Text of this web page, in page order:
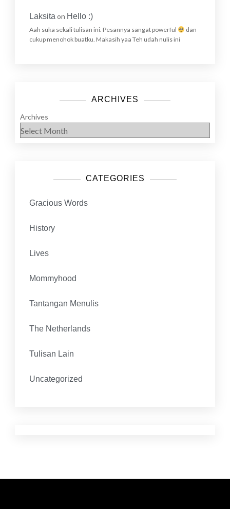
Laksita on Hello :)
Aah suka sekali tulisan ini. Pesannya sangat powerful
dan
cukup menohok buatku. Makasih yaa Teh udah nulis ini
ARCHIVES
Archives
CATEGORIES
Gracious Words
History
Lives
Mommyhood
Tantangan Menulis
The Netherlands
Tulisan Lain
Uncategorized